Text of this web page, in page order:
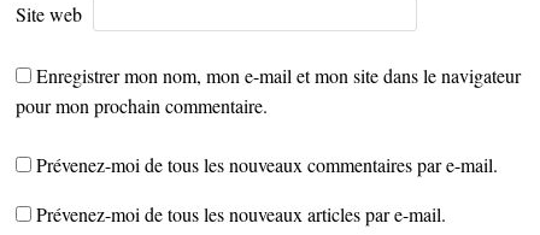
Site web
Enregistrer mon nom, mon e-mail et mon site dans le navigateur
pour mon prochain commentaire.
Prévenez-moi de tous les nouveaux commentaires par e-mail.
Prévenez-moi de tous les nouveaux articles par e-mail.